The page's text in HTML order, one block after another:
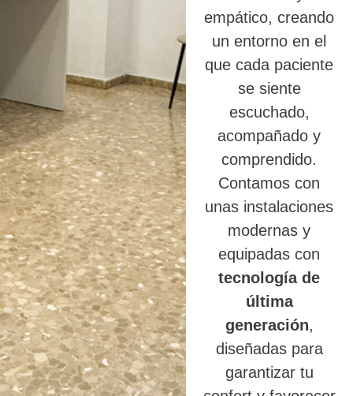
empático, creando
un entorno en el
que cada paciente
se siente
escuchado,
acompañado y
comprendido.
Contamos con
unas instalaciones
modernas y
equipadas con
tecnología de
última
generación,
diseñadas para
garantizar tu